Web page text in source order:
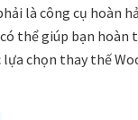
là công cụ hoàn
thể giúp bạn hoàn
lựa chọn thay thế